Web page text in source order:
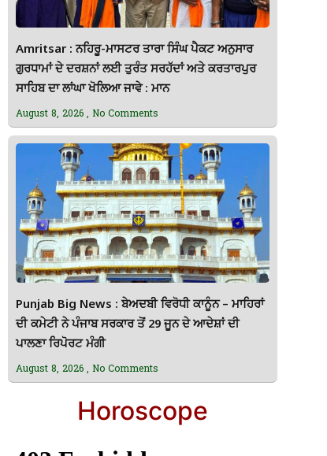
Amritsar : ਨਹਿਰੂ-ਮਾਸਟਰ ਤਾਰਾ ਸਿੰਘ ਪੈਕਟ ਅਨੁਸਾਰ
ਗੁਰਧਾਮਾਂ ਦੇ ਦਰਸ਼ਨਾਂ ਲਈ ਤੁਰੰਤ ਸਰਹੱਦਾਂ ਅਤੇ ਕਰਤਾਰਪੁਰ
ਸਾਹਿਬ ਦਾ ਲਾਂਘਾ ਖੋਲਿਆ ਜਾਵੇ : ਮਾਨ
August 8, 2026 No Comments
Punjab Big News : ਬੇਅਦਬੀ ਵਿਰੋਧੀ ਕਾਨੂੰਨ – ਮਾਹਿਰਾਂ
ਦੀ ਕਮੇਟੀ ਨੇ ਪੰਜਾਬ ਸਰਕਾਰ ਤੋਂ 29 ਜੂਨ ਦੇ ਆਦੇਸ਼ਾਂ ਦੀ
ਪਾਲਣਾ ਰਿਪੋਰਟ ਮੰਗੀ
August 8, 2026 No Comments
Horoscope